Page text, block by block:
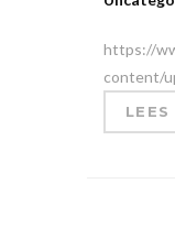
https://
content/
LEES